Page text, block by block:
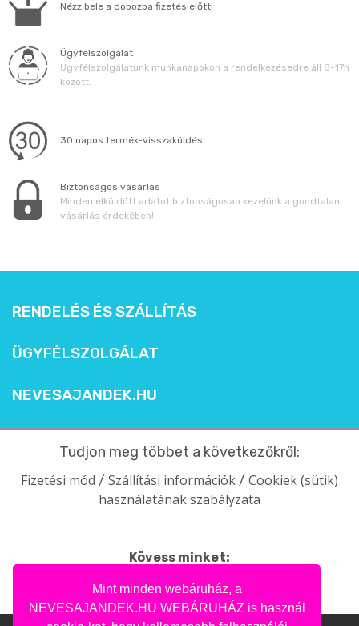
Mint minden webáruház, a
NEVESAJANDEK.HU WEBÁRUHÁZ is használ
Nézz bele a dobozba fizetés előtt!
Ügyfélszolgálat
Ügyfélszolgálatunk munkanapokon a rendelkezésedre áll 8-17h
között.
30 napos termék-visszaküldés
Biztonságos vásárlás
Minden elküldött adatot biztonságosan kezelünk a gondtalan
vásárlás érdekében!
RENDELÉS ÉS SZÁLLÍTÁS
ÜGYFÉLSZOLGÁLAT
NEVESAJANDEK.HU
Tudjon meg többet a következőkről:
Fizetési mód / Szállítási információk / Cookiek (sütik)
használatának szabályzata
Kövess minket:
facebook
intagram
pinterest
youtube